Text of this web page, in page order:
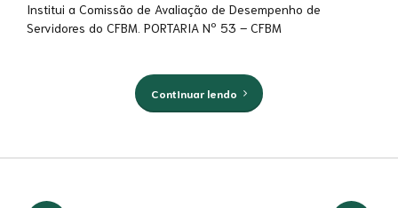
Institui a Comissão de Avaliação de Desempenho de
Servidores do CFBM. PORTARIA Nº 53 – CFBM
Continuar lendo